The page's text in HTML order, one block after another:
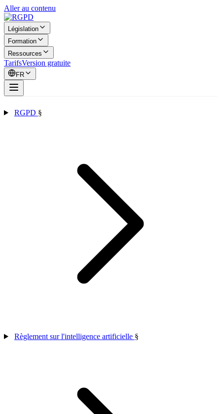
Aller au contenu
Législation
Formation
Ressources
TarifsVersion gratuite
FR
RGPD §
Règlement sur l'intelligence artificielle §